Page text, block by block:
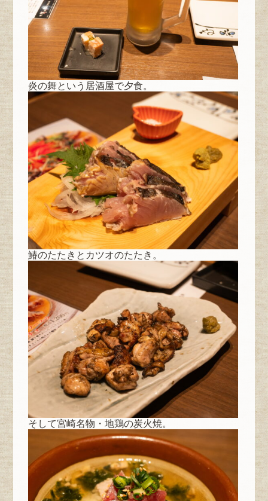
炎の舞という居酒屋で夕食。
鰆のたたきとカツオのたたき。
そして宮崎名物・地鶏の炭火焼。